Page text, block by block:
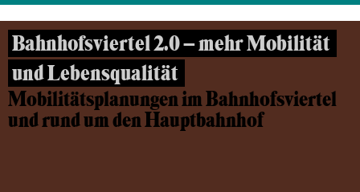
Bahnhofsviertel 2.0 – mehr Mobilität
und Lebensqualität
Mobilitätsplanungen im Bahnhofsviertel
und rund um den Hauptbahnhof